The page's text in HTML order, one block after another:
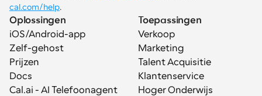
cal.com/help.
Oplossingen
iOS/Android-app
Zelf-gehost
Prijzen
Docs
Cal.ai - AI Telefoonagent
Toepassingen
Verkoop
Marketing
Talent Acquisitie
Klantenservice
Hoger Onderwijs